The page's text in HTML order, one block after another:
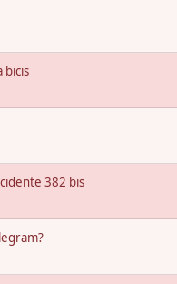
bicis
382 bis